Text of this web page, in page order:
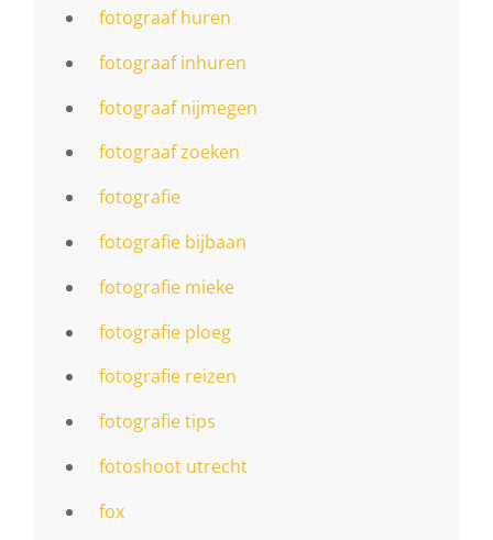
fotograaf huren
fotograaf inhuren
fotograaf nijmegen
fotograaf zoeken
fotografie
fotografie bijbaan
fotografie mieke
fotografie ploeg
fotografie reizen
fotografie tips
fotoshoot utrecht
fox